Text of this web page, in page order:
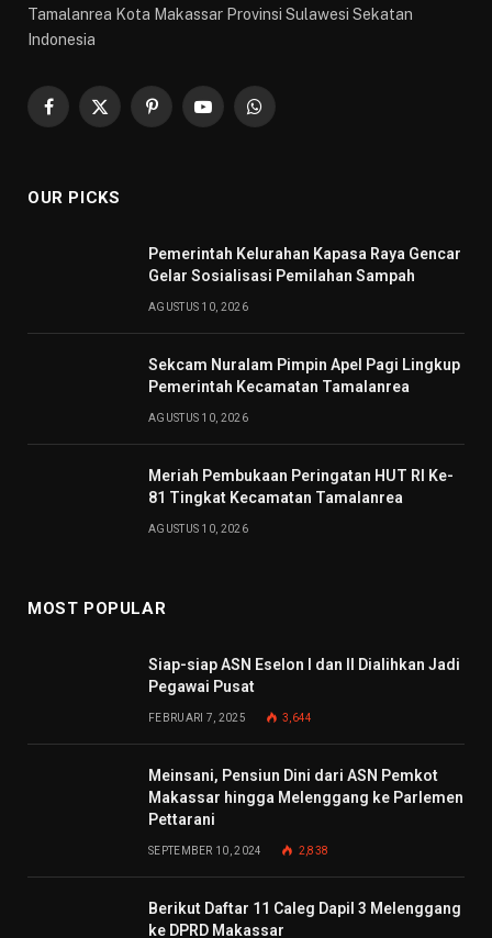
Tamalanrea Kota Makassar Provinsi Sulawesi Sekatan
Indonesia
Facebook
X
PinterestYouTubeWhatsApp
OUR PICKS
Pemerintah Kelurahan Kapasa Raya Gencar
Gelar Sosialisasi Pemilahan Sampah
AGUSTUS 10, 2026
Sekcam Nuralam Pimpin Apel Pagi Lingkup
Pemerintah Kecamatan Tamalanrea
AGUSTUS 10, 2026
Meriah Pembukaan Peringatan HUT RI Ke-
81 Tingkat Kecamatan Tamalanrea
AGUSTUS 10, 2026
MOST POPULAR
Siap-siap ASN Eselon I dan II Dialihkan Jadi
Pegawai Pusat
FEBRUARI 7, 2025 3,644
Meinsani, Pensiun Dini dari ASN Pemkot
Makassar hingga Melenggang ke Parlemen
Pettarani
SEPTEMBER 10, 2024 2,838
Berikut Daftar 11 Caleg Dapil 3 Melenggang
ke DPRD Makassar